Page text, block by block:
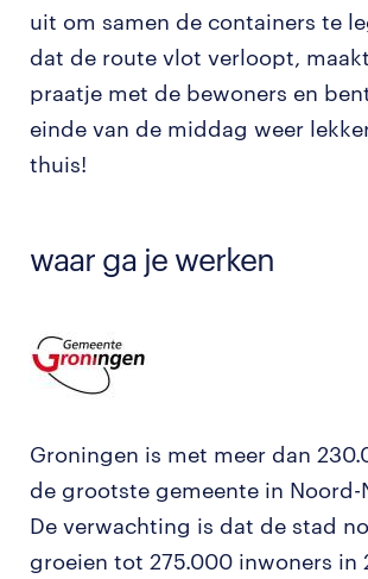
uit om samen de containers te
dat de route vlot verloopt,
praatje met de bewoners en
einde van de middag weer
thuis!
waar ga je werken
Groningen is met meer dan
de grootste gemeente in Noord-
De verwachting is dat de stad
groeien tot 275.000 inwoners in